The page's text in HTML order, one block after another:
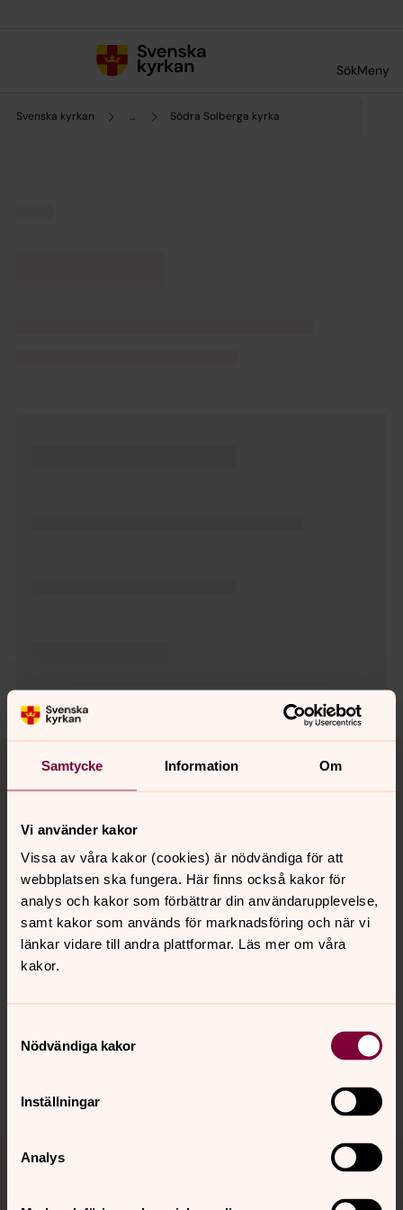
Samtycke Information Om
Vi använder kakor
Vissa av våra kakor (cookies) är nödvändiga för att
webbplatsen ska fungera. Här finns också kakor för
analys och kakor som förbättrar din användarupplevelse,
samt kakor som används för marknadsföring och när vi
länkar vidare till andra plattformar. Läs mer om våra
kakor.
Nödvändiga kakor
Inställningar
Analys
SökMeny
Svenska kyrkan ... Södra Solberga kyrka
Tillbaka till toppen
Tillbaka till innehållet
Kontakt
Kalender
Hitta snabbt
Sociala kanaler